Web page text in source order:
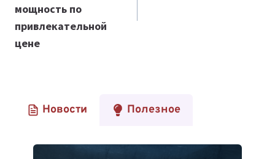
мощность по
привлекательной
цене
Новости Полезное